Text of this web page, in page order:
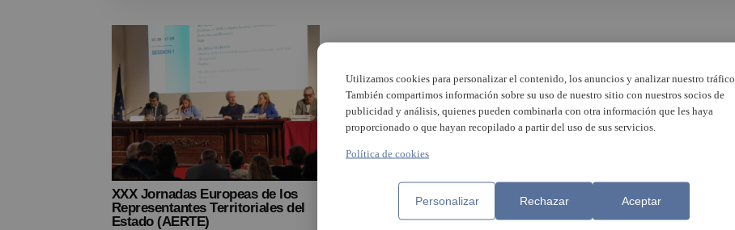
XXX Jornadas Europeas de los
Representantes Territoriales del
Estado (AERTE)
Utilizamos cookies para personalizar el contenido, los anuncios y analizar nuestro tráfico.
También compartimos información sobre su uso de nuestro sitio con nuestros socios de
publicidad y análisis, quienes pueden combinarla con otra información que les haya
proporcionado o que hayan recopilado a partir del uso de sus servicios.
Política de cookies
Personalizar Rechazar Aceptar